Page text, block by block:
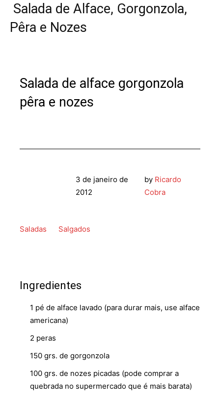
Salada de Alface, Gorgonzola,
Pêra e Nozes
Salada de alface gorgonzola
pêra e nozes
3 de janeiro de
2012
by Ricardo
Cobra
Saladas Salgados
Ingredientes
1 pé de alface lavado (para durar mais, use alface
americana)
2 peras
150 grs. de gorgonzola
100 grs. de nozes picadas (pode comprar a
quebrada no supermercado que é mais barata)